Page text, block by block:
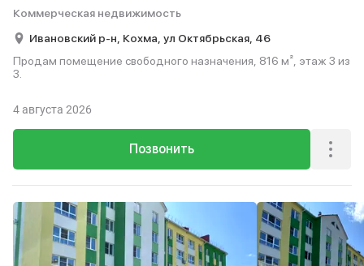
Коммерческая недвижимость
Ивановский р-н, Кохма, ул Октябрьская, 46
Продам помещение свободного назначения, 816 м², этаж 3 из
3.
Позвонить
4 августа 2026